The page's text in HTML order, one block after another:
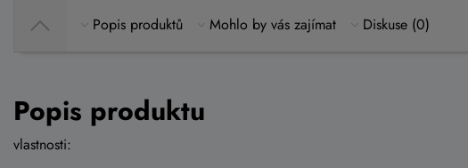
Popis produktů Mohlo by vás zajímat Diskuse (0)
Popis produktu
vlastnosti: